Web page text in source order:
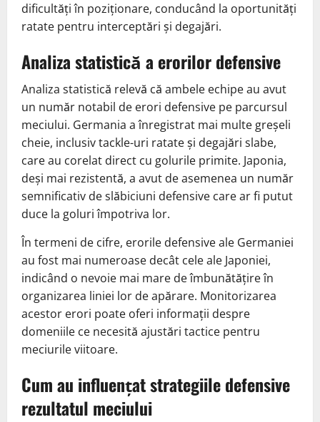
dificultăți în poziționare, conducând la oportunități
ratate pentru interceptări și degajări.
Analiza statistică a erorilor defensive
Analiza statistică relevă că ambele echipe au avut
un număr notabil de erori defensive pe parcursul
meciului. Germania a înregistrat mai multe greșeli
cheie, inclusiv tackle-uri ratate și degajări slabe,
care au corelat direct cu golurile primite. Japonia,
deși mai rezistentă, a avut de asemenea un număr
semnificativ de slăbiciuni defensive care ar fi putut
duce la goluri împotriva lor.
În termeni de cifre, erorile defensive ale Germaniei
au fost mai numeroase decât cele ale Japoniei,
indicând o nevoie mai mare de îmbunătățire în
organizarea liniei lor de apărare. Monitorizarea
acestor erori poate oferi informații despre
domeniile ce necesită ajustări tactice pentru
meciurile viitoare.
Cum au influențat strategiile defensive
rezultatul meciului